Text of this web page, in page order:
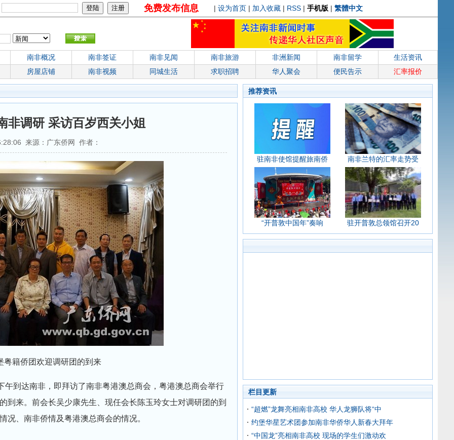
免费发布信息 | 设为首页 | 加入收藏 | RSS | 手机版 | 繁體中文
南非概况 南非签证 南非见闻 南非旅游 非洲新闻 南非留学
生活资讯
房屋店铺
南非视频 同城生活 求职招聘 华人聚会 便民告示 汇率报价
非调研 采访百岁西关小姐
来源：广东侨网 作者：
粤籍侨团欢迎调研团的到来
到达南非，即拜访了南非粤港澳总商会，粤港澳总商会举行
到来。前会长吴少康先生、现任会长陈玉玲女士对调研团的到
况、南非侨情及粤港澳总商会的情况。
推荐资讯
驻南非使馆提醒旅南侨 南非兰特的汇率走势受
“开普敦中国年”奏响 驻开普敦总领馆召开20
栏目更新
“超燃”龙舞亮相南非高校 华人龙狮队将“中
约堡华星艺术团参加南非华侨华人新春大拜年
“中国龙”亮相南非高校 现场的学生们激动欢